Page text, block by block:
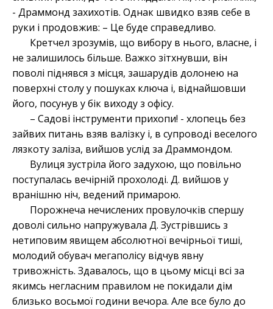
- Драммонд захихотів. Однак швидко взяв себе в
руки і продовжив: – Це буде справедливо.
Кретчел зрозумів, що вибору в нього, власне, і
не залишилось більше. Важко зітхнувши, він
поволі піднявся з місця, зашарудів долонею на
поверхні столу у пошуках ключа і, віднайшовши
його, посунув у бік виходу з офісу.
– Садові інструменти прихопи! - хлопець без
зайвих питань взяв валізку і, в супроводі веселого
лязкоту заліза, вийшов услід за Драммондом.
Вулиця зустріла його задухою, що повільно
поступалась вечірній прохолоді. Д. вийшов у
вранішню ніч, ведений примарою.
Порожнеча нечислених провулочків спершу
доволі сильно напружувала Д. Зустрівшись з
нетиповим явищем абсолютної вечірньої тиші,
молодий обувач мегаполісу відчув явну
тривожність. Здавалось, що в цьому місці всі за
якимсь негласним правилом не покидали дім
близько восьмої години вечора. Але все було до